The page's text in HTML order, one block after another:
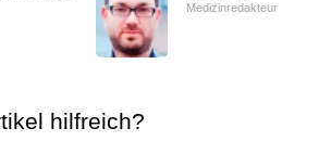
Medizinredakteur
hilfreich?